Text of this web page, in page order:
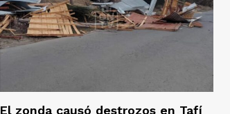
El zonda causó destrozos en Tafí